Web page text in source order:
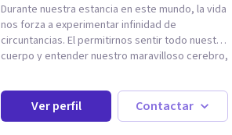
Durante nuestra estancia en este mundo, la vida
nos forza a experimentar infinidad de
circuntancias. El permitirnos sentir todo nuestro
cuerpo y entender nuestro maravilloso cerebro,
eso que, Nancy Damian esta dispuesta a
brindarte una mano amiga atravez de
herramientas fundamentales para crecer y
Ver perfil Contactar